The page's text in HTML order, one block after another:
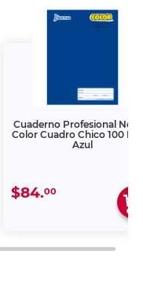
Cuaderno Profesional
Color Cuadro Chico 100
Azul
$84.00